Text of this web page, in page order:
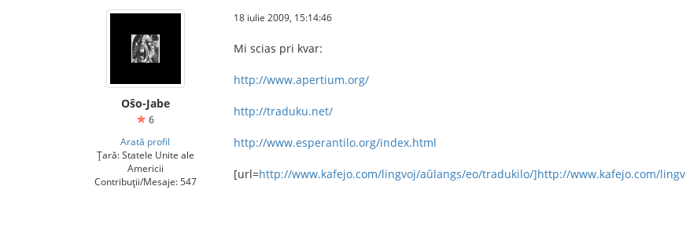
Oŝo-Jabe
6
Arată profil
Țară: Statele Unite ale
Americii
Contribuții/Mesaje: 547
18 iulie 2009, 15:14:46
Mi scias pri kvar:
http://www.apertium.org/
http://traduku.net/
http://www.esperantilo.org/index.html
[url=http://www.kafejo.com/lingvoj/aŭlangs/eo/tradukilo/]http://www.kafejo.com/